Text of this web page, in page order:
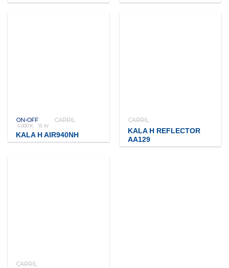
ON-OFF CARRIL
4 000 K 15 W
KALA H AIR940NH
CARRIL
KALA H REFLECTOR
AA129
CARRIL